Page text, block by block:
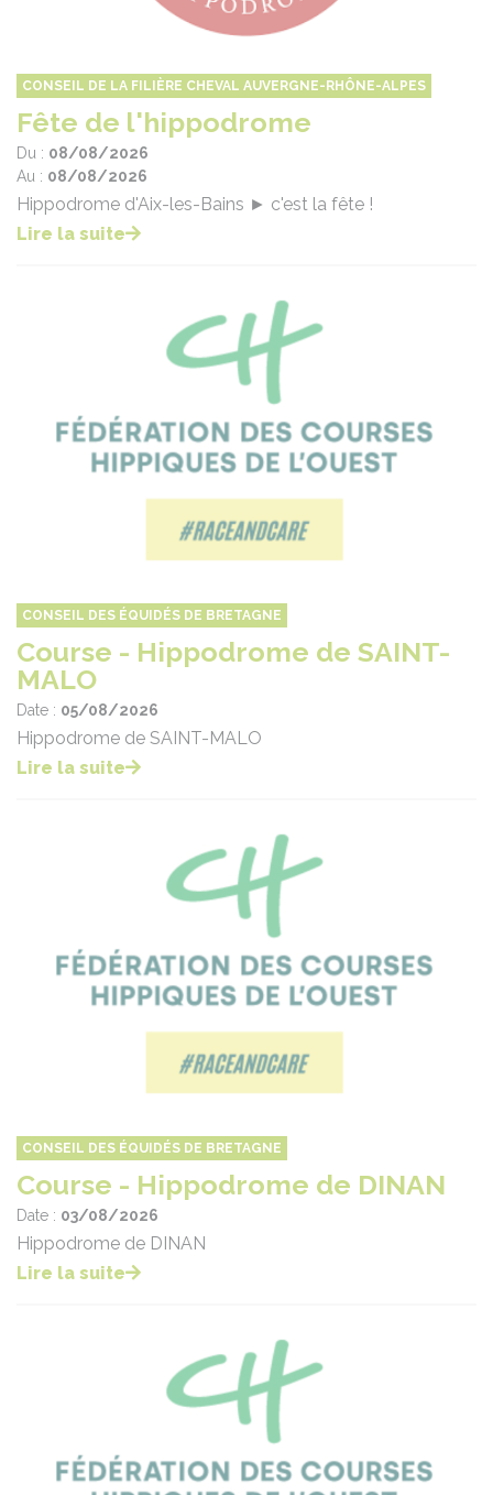
CONSEIL DE LA FILIÈRE CHEVAL AUVERGNE-RHÔNE-ALPES
Fête de l'hippodrome
Du : 08/08/2026
Au : 08/08/2026
Hippodrome d'Aix-les-Bains ► c'est la fête !
Lire la suite
CONSEIL DES ÉQUIDÉS DE BRETAGNE
Course - Hippodrome de SAINT-
MALO
Date : 05/08/2026
Hippodrome de SAINT-MALO
Lire la suite
CONSEIL DES ÉQUIDÉS DE BRETAGNE
Course - Hippodrome de DINAN
Date : 03/08/2026
Hippodrome de DINAN
Lire la suite